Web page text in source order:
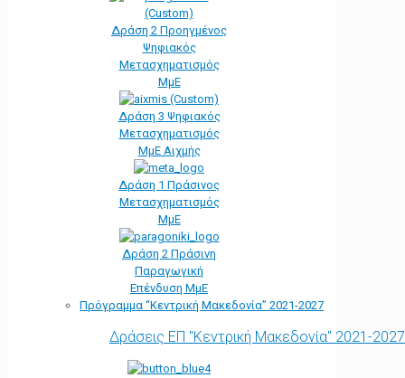
Δράση 2 Προηγμένος
Ψηφιακός
Μετασχηματισμός
ΜμΕ
Δράση 3 Ψηφιακός
Μετασχηματισμός
ΜμΕ Αιχμής
Δράση 1 Πράσινος
Μετασχηματισμός
ΜμΕ
Δράση 2 Πράσινη
Παραγωγική
Επένδυση ΜμΕ
Πρόγραμμα “Κεντρική Μακεδονία” 2021-2027
Δράσεις ΕΠ "Κεντρική Μακεδονία" 2021-2027